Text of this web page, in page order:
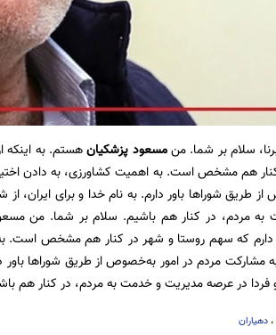
سلام بر شما. منمسعود پزشکیانهستم. به اینکه
هم مشخص است. به اهمیت کشاورزی، به دادن
طریق شوراها باور دارم. به نام خدا و برای ایران،
مردم، در کنار هم باشیم. سلام بر شما. من
دارم که سهم روستا و شهر در کنار هم مشخص است. به
مشارکت مردم در امور به‌خصوص از طریق شوراها باور
و فردا در عرصه مدیریت و خدمت به مردم، در کنار هم
دهیاران